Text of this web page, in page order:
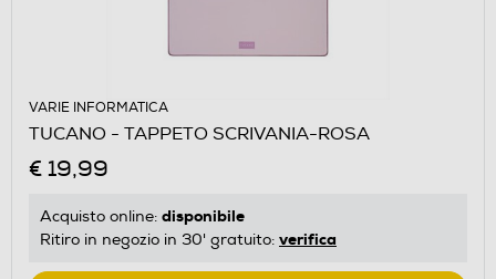
VARIE INFORMATICA
TUCANO - TAPPETO SCRIVANIA-ROSA
€ 19,99
Acquisto online: disponibile
Ritiro in negozio in 30' gratuito: verifica